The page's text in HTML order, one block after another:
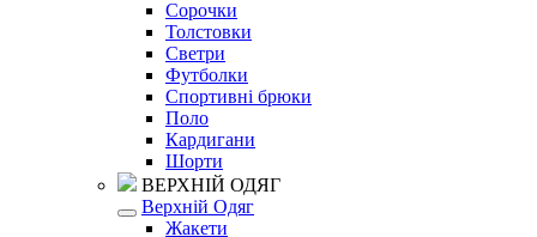
Сорочки
Толстовки
Светри
Футболки
Спортивні брюки
Поло
Кардигани
Шорти
ВЕРХНІЙ ОДЯГ
Верхній Одяг
Жакети